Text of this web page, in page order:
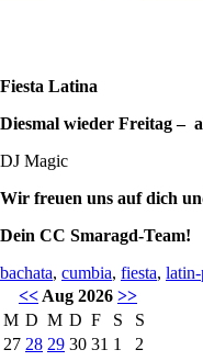
Fiesta Latina
Diesmal wieder Freitag –
DJ Magic
Wir freuen uns auf dich
Dein CC Smaragd-Team!
bachata, cumbia, fiesta,
<< Aug 2026 >>
M D M D F S
S
27 28 29 30 31 1
2